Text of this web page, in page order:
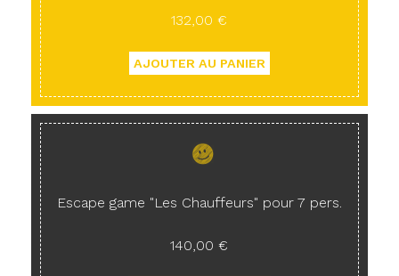
132,00 €
Escape game "Les Chauffeurs" pour 7 pers.
140,00 €